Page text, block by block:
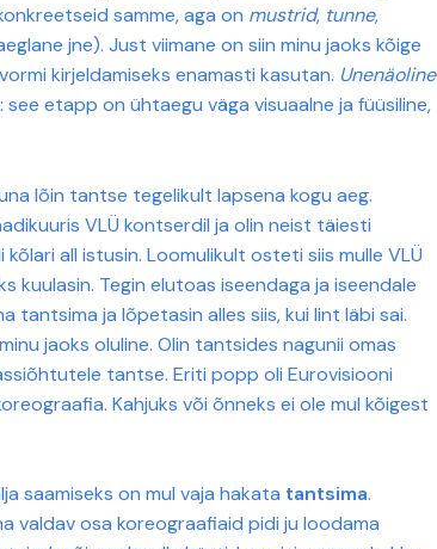
samme, aga on mustrid, tunne,
jne). Just viimane on siin minu jaoks kõige
kirjeldamiseks enamasti kasutan. Unenäoline
etapp on ühtaegu väga visuaalne ja füüsiline,
lõin tantse tegelikult lapsena kogu aeg.
VLÜ kontserdil ja olin neist täiesti
all istusin. Loomulikult osteti siis mulle VLÜ
kuulasin. Tegin elutoas iseendaga ja iseendale
tantsima ja lõpetasin alles siis, kui lint läbi sai.
jaoks oluline. Olin tantsides nagunii omas
tantse. Eriti popp oli Eurovisiooni
Kahjuks või õnneks ei ole mul kõigest
saamiseks on mul vaja hakata tantsima.
valdav osa koreograafiaid pidi ju loodama